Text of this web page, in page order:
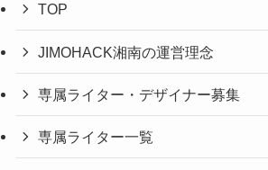
TOP
JIMOHACK湘南の運営理念
専属ライター・デザイナー募集
専属ライター一覧